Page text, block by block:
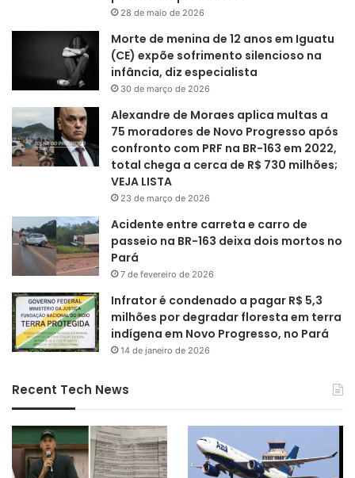
28 de maio de 2026
Morte de menina de 12 anos em Iguatu
(CE) expõe sofrimento silencioso na
infância, diz especialista
30 de março de 2026
Alexandre de Moraes aplica multas a
75 moradores de Novo Progresso após
confronto com PRF na BR-163 em 2022,
total chega a cerca de R$ 730 milhões;
VEJA LISTA
23 de março de 2026
Acidente entre carreta e carro de
passeio na BR-163 deixa dois mortos no
Pará
7 de fevereiro de 2026
Infrator é condenado a pagar R$ 5,3
milhões por degradar floresta em terra
indígena em Novo Progresso, no Pará
14 de janeiro de 2026
Recent Tech News